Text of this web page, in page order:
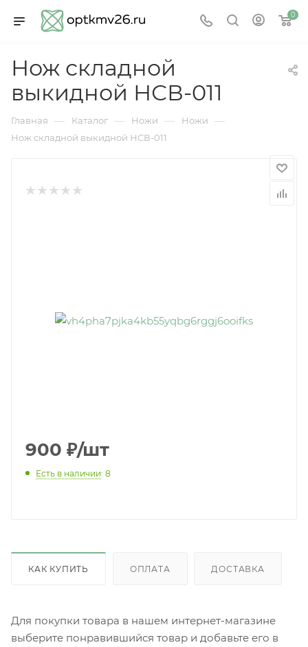
0
Нож складной
выкидной НСВ-011
Главная — Каталог — Ножи — Ножи —
Нож складной выкидной НСВ-011
900 ₽/шт
Есть в наличии: 8
КАК КУПИТЬ ОПЛАТА ДОСТАВКА
Для покупки товара в нашем интернет-магазине
выберите понравившийся товар и добавьте его в